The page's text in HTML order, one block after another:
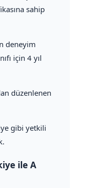
sahip
deneyim
için 4 yıl
düzenlenen
gibi yetkili
ile A